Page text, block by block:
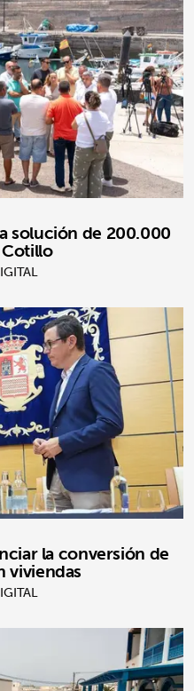
solución de 200.000
la conversión de
viviendas